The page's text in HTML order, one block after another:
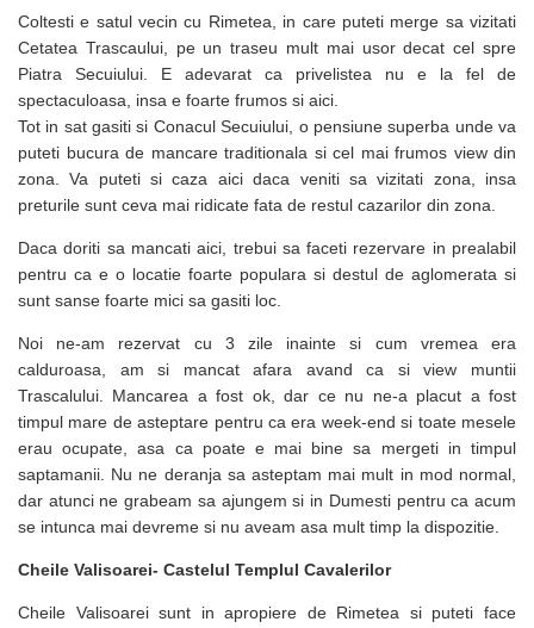
Coltesti e satul vecin cu Rimetea, in care puteti merge sa vizitati
Cetatea Trascaului, pe un traseu mult mai usor decat cel spre
Piatra Secuiului. E adevarat ca privelistea nu e la fel de
spectaculoasa, insa e foarte frumos si aici.
Tot in sat gasiti si Conacul Secuiului, o pensiune superba unde va
puteti bucura de mancare traditionala si cel mai frumos view din
zona. Va puteti si caza aici daca veniti sa vizitati zona, insa
preturile sunt ceva mai ridicate fata de restul cazarilor din zona.
Daca doriti sa mancati aici, trebui sa faceti rezervare in prealabil
pentru ca e o locatie foarte populara si destul de aglomerata si
sunt sanse foarte mici sa gasiti loc.
Noi ne-am rezervat cu 3 zile inainte si cum vremea era
calduroasa, am si mancat afara avand ca si view muntii
Trascalului. Mancarea a fost ok, dar ce nu ne-a placut a fost
timpul mare de asteptare pentru ca era week-end si toate mesele
erau ocupate, asa ca poate e mai bine sa mergeti in timpul
saptamanii. Nu ne deranja sa asteptam mai mult in mod normal,
dar atunci ne grabeam sa ajungem si in Dumesti pentru ca acum
se intunca mai devreme si nu aveam asa mult timp la dispozitie.
Cheile Valisoarei- Castelul Templul Cavalerilor
Cheile Valisoarei sunt in apropiere de Rimetea si puteti face